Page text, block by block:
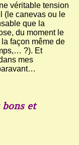
véritable tension
(le canevas ou le
que la
du moment le
façon même de
?). Et
mes
bons et